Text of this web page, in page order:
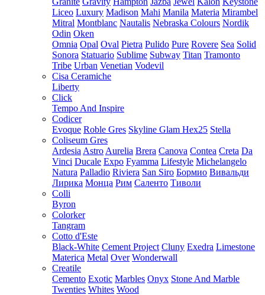
Liceo Luxury Madison Mahi Manila Materia Mirambel
Mitral Montblanc Nautalis Nebraska Colours Nordik
Odin Oken
Omnia Opal Oval Pietra Pulido Pure Rovere Sea Solid
Sonora Statuario Sublime Subway Titan Tramonto
Tribe Urban Venetian Vodevil
Cisa Ceramiche
Liberty
Click
Tempo And Inspire
Codicer
Evoque Roble Gres Skyline Glam Hex25 Stella
Coliseum Gres
Ardesia Astro Aurelia Brera Canova Contea Creta Da
Vinci Ducale Expo Fyamma Lifestyle Michelangelo
Natura Palladio Riviera San Siro Бормио Вивальди
Лирика Монца Рим Саленто Тиволи
Colli
Byron
Colorker
Tangram
Cotto d'Este
Black-White Cement Project Cluny Exedra Limestone
Materica Metal Over Wonderwall
Creatile
Cemento Exotic Marbles Onyx Stone And Marble
Twenties Whites Wood